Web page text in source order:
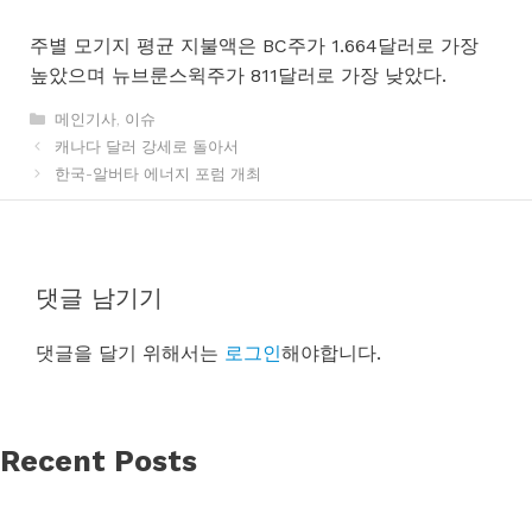
주별 모기지 평균 지불액은 BC주가 1.664달러로 가장
높았으며 뉴브룬스윅주가 811달러로 가장 낮았다.
카
테
고
리
메인기사, 이슈
캐나다 달러 강세로 돌아서
한국-알버타 에너지 포럼 개최
댓글 남기기
댓글을 달기 위해서는 로그인해야합니다.
Recent Posts